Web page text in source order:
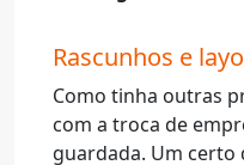
Rascunhos e
Como tinha outras
com a troca de
guardada. Um certo